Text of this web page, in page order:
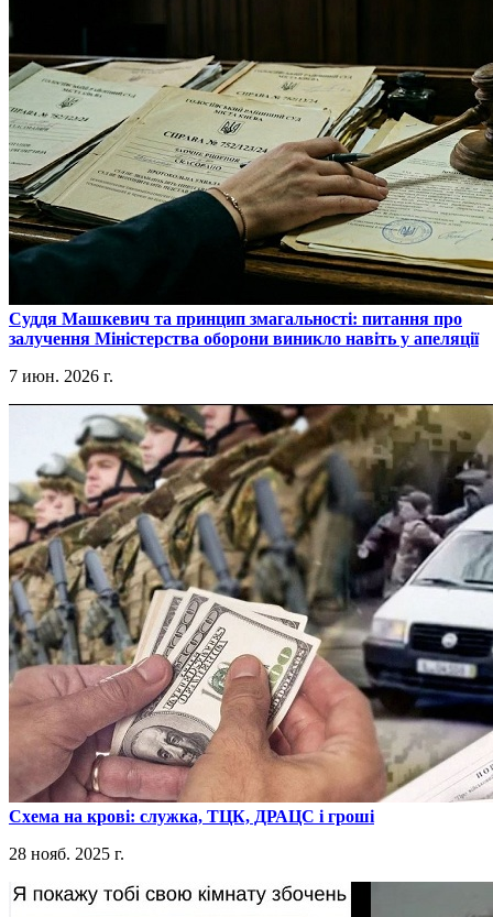
​Суддя Машкевич та принцип змагальності: питання про
залучення Міністерства оборони виникло навіть у апеляції
7 июн. 2026 г.
​Схема на крові: служка, ТЦК, ДРАЦС і гроші
28 нояб. 2025 г.